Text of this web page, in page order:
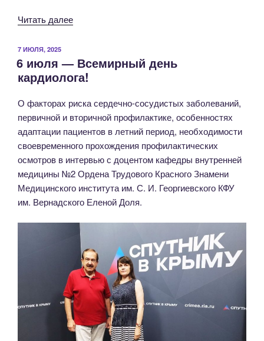
Читать далее«29
Всемирный
день
ОПУБЛИКОВАНО
7 ИЮЛЯ, 2025
6 июля — Всемирный день
кардиолога!
О факторах риска сердечно-сосудистых заболеваний,
первичной и вторичной профилактике, особенностях
адаптации пациентов в летний период, необходимости
своевременного прохождения профилактических
осмотров в интервью с доцентом кафедры внутренней
медицины №2 Ордена Трудового Красного Знамени
Медицинского института им. С. И. Георгиевского КФУ
им. Вернадского Еленой Доля.